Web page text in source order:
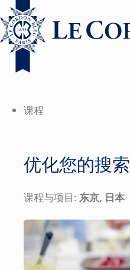
课程
优化您的搜索
课程与项目: 东京, 日本